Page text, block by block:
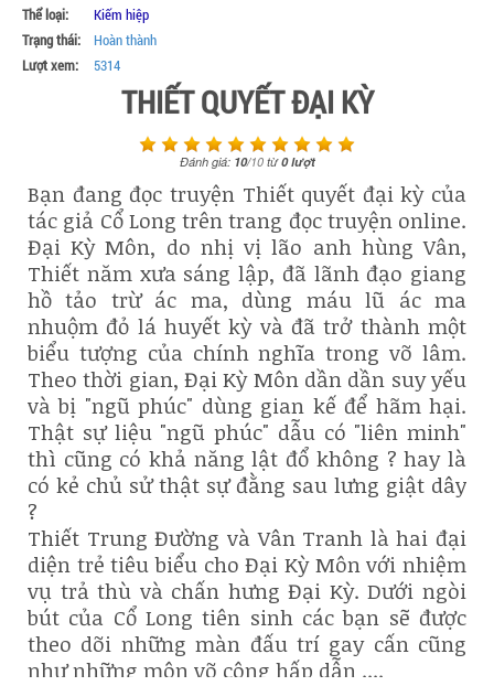
Thể loại:
Kiếm hiệp
Trạng thái:
Hoàn thành
Lượt xem:
5314
THIẾT QUYẾT ĐẠI KỲ
Đánh giá: 10/10từ0lượt
Bạn đang đọc truyện Thiết quyết đại kỳ của
tác giả Cổ Long trên trang đọc truyện online.
Đại Kỳ Môn, do nhị vị lão anh hùng Vân,
Thiết năm xưa sáng lập, đã lãnh đạo giang
hồ tảo trừ ác ma, dùng máu lũ ác ma
nhuộm đỏ lá huyết kỳ và đã trở thành một
biểu tượng của chính nghĩa trong võ lâm.
Theo thời gian, Đại Kỳ Môn dần dần suy yếu
và bị "ngũ phúc" dùng gian kế để hãm hại.
Thật sự liệu "ngũ phúc" dẫu có "liên minh"
thì cũng có khả năng lật đổ không ? hay là
có kẻ chủ sử thật sự đằng sau lưng giật dây
?
Thiết Trung Đường và Vân Tranh là hai đại
diện trẻ tiêu biểu cho Đại Kỳ Môn với nhiệm
vụ trả thù và chấn hưng Đại Kỳ. Dưới ngòi
bút của Cổ Long tiên sinh các bạn sẽ được
theo dõi những màn đấu trí gay cấn cũng
như những môn võ công hấp dẫn ....